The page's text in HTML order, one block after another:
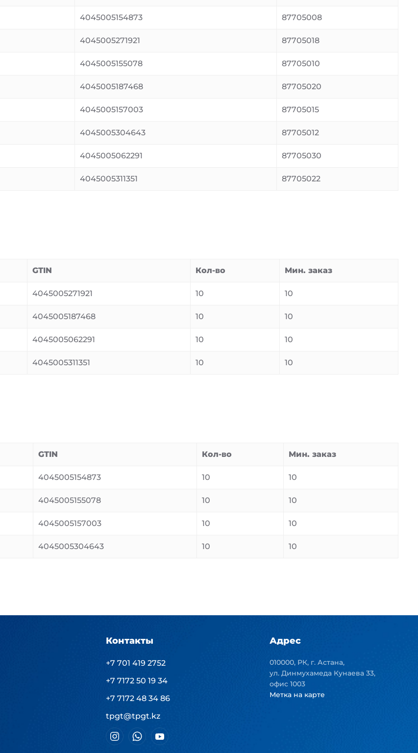
4045005154873 87705008
4045005271921 87705018
4045005155078 87705010
4045005187468 87705020
4045005157003 87705015
4045005304643 87705012
4045005062291 87705030
4045005311351 87705022
GTIN Кол-во Мин. заказ
4045005271921 10 10
4045005187468 10 10
4045005062291 10 10
4045005311351 10 10
GTIN Кол-во Мин. заказ
4045005154873 10 10
4045005155078 10 10
4045005157003 10 10
4045005304643 10 10
Контакты
+7 701 419 2752
+7 7172 50 19 34
+7 7172 48 34 86
tpgt@tpgt.kz
Адрес
010000, РК, г. Астана,
ул. Динмухамеда Кунаева 33,
офис 1003
Метка на карте